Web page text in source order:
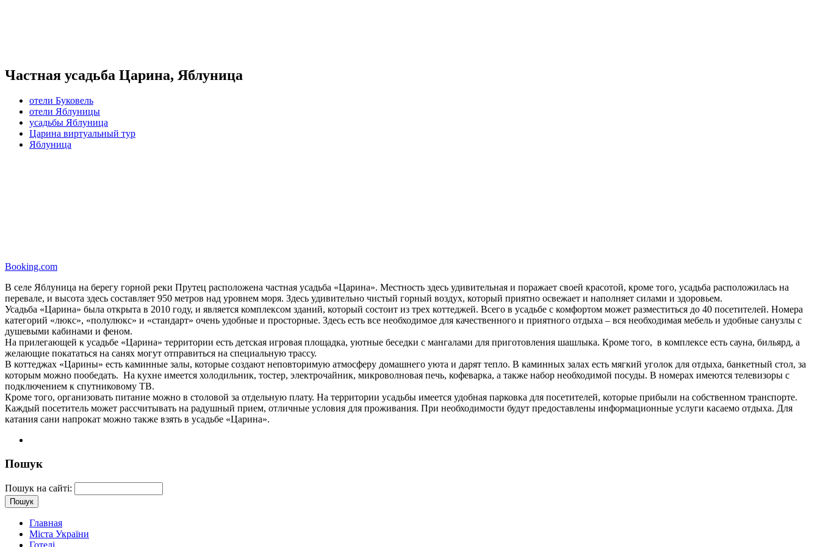
Частная усадьба Царина, Яблуница
отели Буковель
отели Яблуницы
усадьбы Яблуница
Царина виртуальный тур
Яблуница
Booking.com
В селе Яблуница на берегу горной реки Прутец расположена частная усадьба «Царина». Местность здесь удивительная и поражает своей красотой, кроме того, усадьба расположилась на
перевале, и высота здесь составляет 950 метров над уровнем моря. Здесь удивительно чистый горный воздух, который приятно освежает и наполняет силами и здоровьем.
Усадьба «Царина» была открыта в 2010 году, и является комплексом зданий, который состоит из трех коттеджей. Всего в усадьбе с комфортом может разместиться до 40 посетителей. Номера
категорий «люкс», «полулюкс» и «стандарт» очень удобные и просторные. Здесь есть все необходимое для качественного и приятного отдыха – вся необходимая мебель и удобные санузлы с
душевыми кабинами и феном.
На прилегающей к усадьбе «Царина» территории есть детская игровая площадка, уютные беседки с мангалами для приготовления шашлыка. Кроме того, в комплексе есть сауна, бильярд, а
желающие покататься на санях могут отправиться на специальную трассу.
В коттеджах «Царины» есть каминные залы, которые создают неповторимую атмосферу домашнего уюта и дарят тепло. В каминных залах есть мягкий уголок для отдыха, банкетный стол, за
которым можно пообедать. На кухне имеется холодильник, тостер, электрочайник, микроволновая печь, кофеварка, а также набор необходимой посуды. В номерах имеются телевизоры с
подключением к спутниковому ТВ.
Кроме того, организовать питание можно в столовой за отдельную плату. На территории усадьбы имеется удобная парковка для посетителей, которые прибыли на собственном транспорте.
Каждый посетитель может рассчитывать на радушный прием, отличные условия для проживания. При необходимости будут предоставлены информационные услуги касаемо отдыха. Для
катания сани напрокат можно также взять в усадьбе «Царина».
Пошук
Пошук на сайті:
Главная
Міста України
Готелі